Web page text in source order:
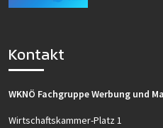
Kontakt
WKNÖ Fachgruppe Werbung und
Wirtschaftskammer-Platz 1